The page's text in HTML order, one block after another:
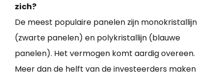
zich?
De meest populaire panelen zijn monokristallijn
(zwarte panelen) en polykristallijn (blauwe
panelen). Het vermogen komt aardig overeen.
Meer dan de helft van de investeerders maken